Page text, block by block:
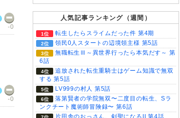
-0
-0
人気記事ランキング（週間）
転生したらスライムだった件 第4期
領民0人スタートの辺境領主様 第5話
無職転生Ⅲ～異世界行ったら本気だす～ 第
6話
追放された転生重騎士はゲーム知識で無双
する 第5話
LV999の村人 第5話
落第賢者の学院無双〜二度目の転生、Sラ
ンクチート魔術師冒険録〜 第6話
片田舎のおっさん、剣聖になるII 第4話